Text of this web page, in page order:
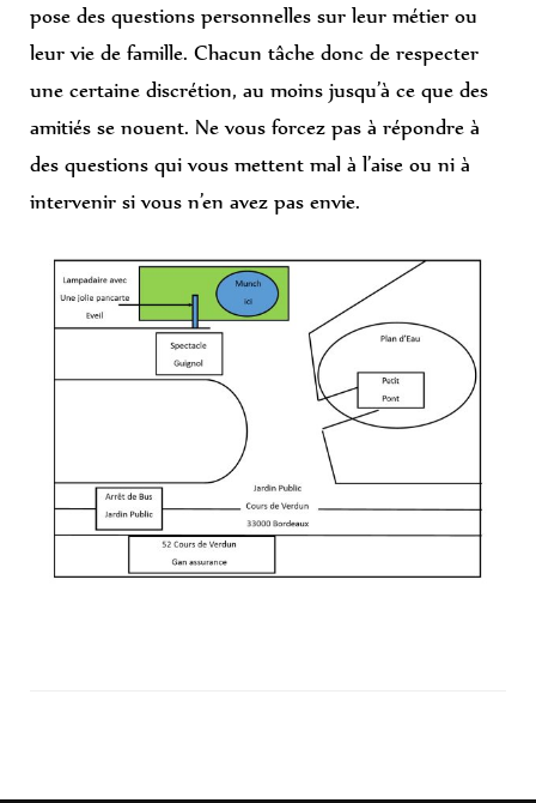
pose des questions personnelles sur leur métier ou
leur vie de famille. Chacun tâche donc de respecter
une certaine discrétion, au moins jusqu’à ce que des
amitiés se nouent. Ne vous forcez pas à répondre à
des questions qui vous mettent mal à l’aise ou ni à
intervenir si vous n’en avez pas envie.
d'article